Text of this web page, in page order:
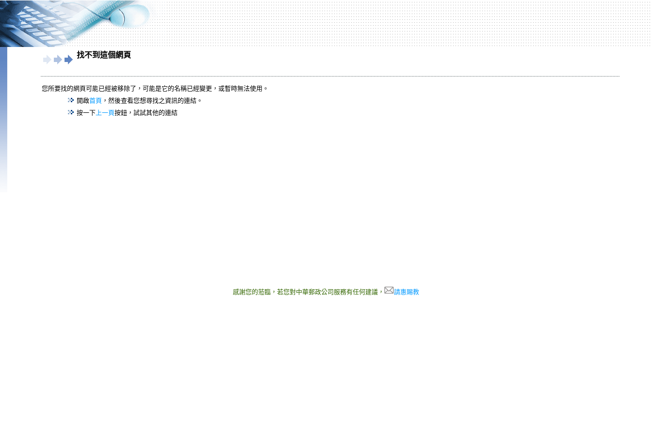
找不到這個網頁
您所要找的網頁可能已經被移除了，可能是它的名稱已經變更，或暫時無法使用。
開啟首頁 ，然後查看您想尋找之資訊的連結。
按一下上一頁按鈕，試試其他的連結
感謝您的蒞臨，若您對中華郵政公司服務有任何建議， 請惠賜教